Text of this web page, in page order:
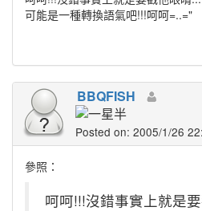
可能是一種轉換語氣吧!!!呵呵=..="
BBQFISH
Posted on: 2005/1/26
參照：
呵呵!!!沒錯事實上就是